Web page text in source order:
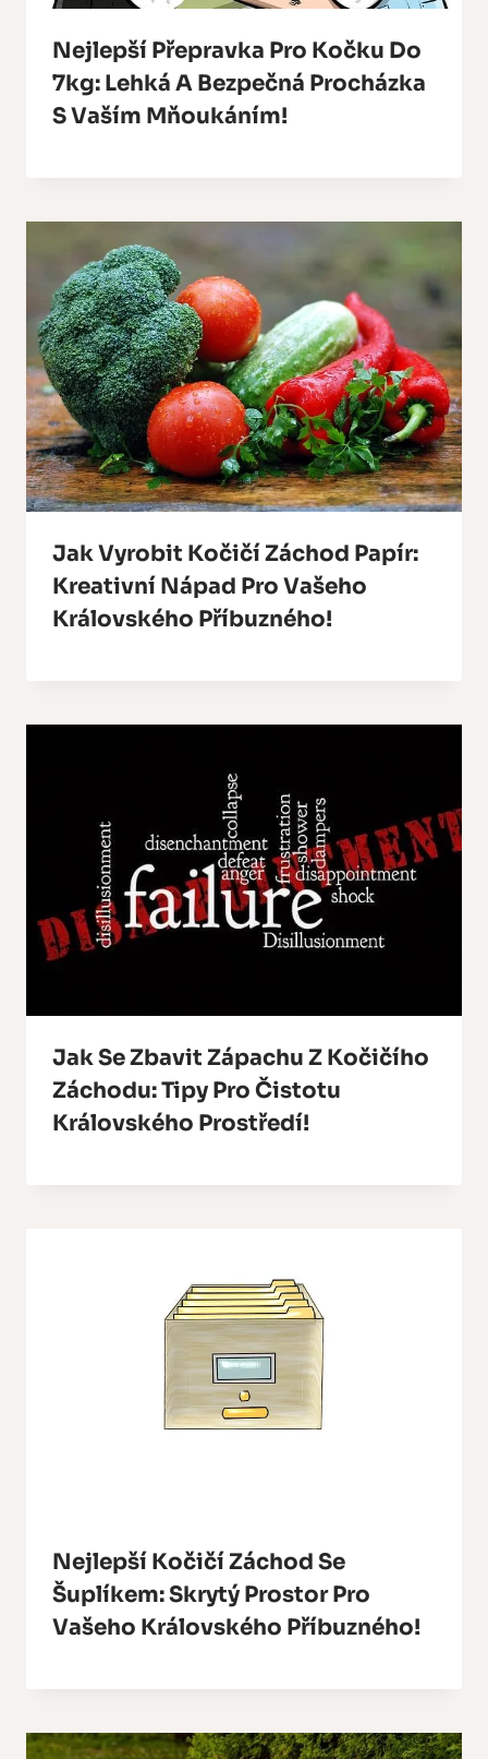
Nejlepší Přepravka Pro Kočku Do
7kg: Lehká A Bezpečná Procházka
S Vaším Mňoukáním!
Jak Vyrobit Kočičí Záchod Papír:
Kreativní Nápad Pro Vašeho
Královského Příbuzného!
Jak Se Zbavit Zápachu Z Kočičího
Záchodu: Tipy Pro Čistotu
Královského Prostředí!
Nejlepší Kočičí Záchod Se
Šuplíkem: Skrytý Prostor Pro
Vašeho Královského Příbuzného!